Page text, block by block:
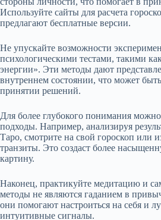
Используйте сайты для расчета
предлагают бесплатные версии.
Не упускайте возможности
психологическими тестами, такими
энергии». Эти методы дают
внутреннем состоянии, что может
принятии решений.
Для более глубокого понимания можно
подходы. Например, анализируя
Таро, смотрите на свой гороскоп или
транзиты. Это создаст более
картину.
Наконец, практикуйте медитацию и
методы не являются гаданием в
они помогают настроиться на себя и
интуитивные сигналы.